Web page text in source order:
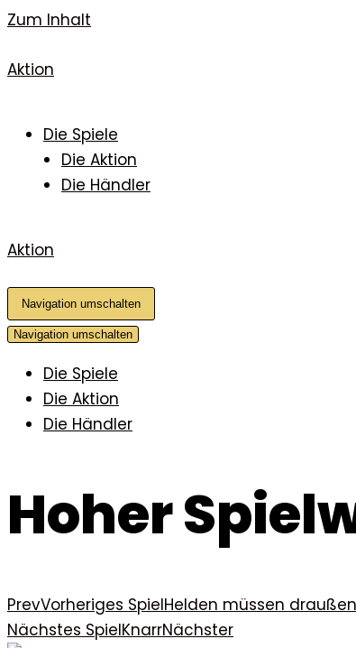
Zum Inhalt
Aktion
Die Spiele
Die Aktion
Die Händler
Aktion
Navigation umschalten
Navigation umschalten
Die Spiele
Die Aktion
Die Händler
Hoher
PrevVorheriges SpielHelden müssen
Nächstes SpielKnarrNächster